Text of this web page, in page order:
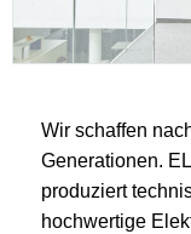
Wir schaffen
Generationen.
produziert
hochwertige